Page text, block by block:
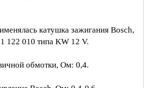
катушка зажигания Bosch,
122 010 типа KW 12 V.
обмотки, Ом: 0,4.